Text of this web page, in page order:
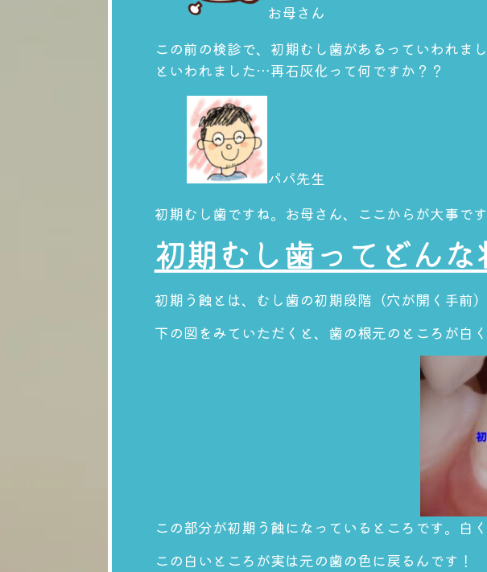
お母さん
この前の検診で、初期むし歯があるっていわれま
といわれました…再石灰化って何ですか？？
パパ先生
初期むし歯ですね。お母さん、ここからが大事で
初期むし歯ってどんな
初期う蝕とは、むし歯の初期段階（穴が開く手前
下の図をみていただくと、歯の根元のところが白
この部分が初期う蝕になっているところです。白
この白いところが実は元の歯の色に戻るんです！